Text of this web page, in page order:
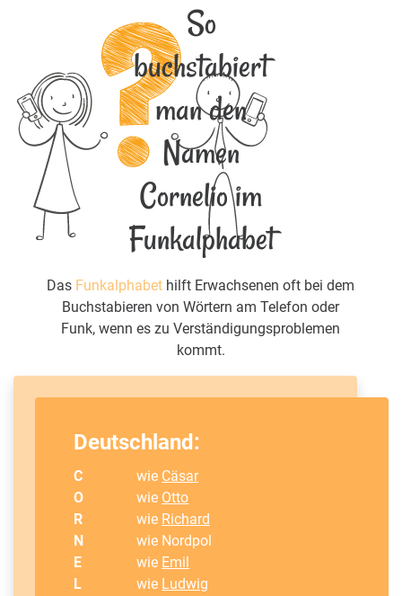
So
buchstabiert
man den
Namen
Cornelio im
Funkalphabet
Das Funkalphabet hilft Erwachsenen oft bei dem
Buchstabieren von Wörtern am Telefon oder
Funk, wenn es zu Verständigungsproblemen
kommt.
Deutschland:
C wie Cäsar
O
wie Otto
R
wie Richard
N
wie Nordpol
E
wie Emil
L
wie Ludwig